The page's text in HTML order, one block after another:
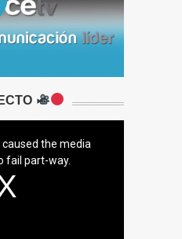
the media
fail part-way.